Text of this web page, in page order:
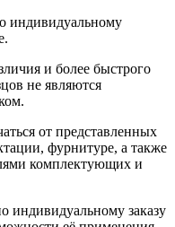
индивидуальному
и более быстрого
не являются
от представленных
фурнитуре, а также
комплектующих и
индивидуальному заказу